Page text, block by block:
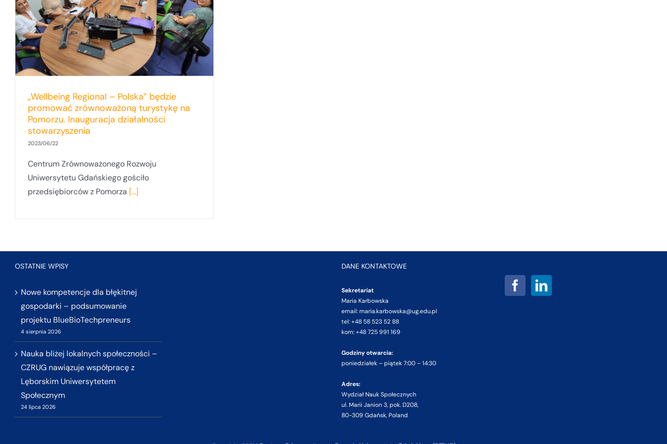
„Wellbeing Regional – Polska” będzie
promować zrównoważoną turystykę na
Pomorzu. Inauguracja działalności
stowarzyszenia
2023/06/22
Centrum Zrównoważonego Rozwoju
Uniwersytetu Gdańskiego gościło
przedsiębiorców z Pomorza [...]
OSTATNIE WPISY
Nowe kompetencje dla błękitnej
gospodarki – podsumowanie
projektu BlueBioTechpreneurs
4 sierpnia 2026
Nauka bliżej lokalnych społeczności –
CZRUG nawiązuje współpracę z
Lęborskim Uniwersytetem
Społecznym
24 lipca 2026
DANE KONTAKTOWE
Sekretariat
Maria Karbowska
email: maria.karbowska@ug.edu.pl
tel: +48 58 523 52 88
kom: +48 725 991 169
Godziny otwarcia:
poniedziałek – piątek 7:00 – 14:30
Adres:
Wydział Nauk Społecznych
ul. Marii Janion 3, pok. D208,
80-309 Gdańsk, Poland